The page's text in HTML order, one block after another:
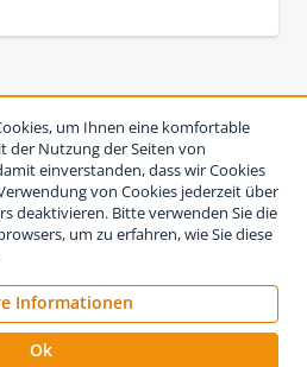
um Ihnen eine komfortable
der Nutzung der Seiten von
einverstanden, dass wir Cookies
von Cookies jederzeit über
deaktivieren. Bitte verwenden Sie die
um zu erfahren, wie Sie diese
Informationen
Ok
Datenschutzerklärung
velobiz.de